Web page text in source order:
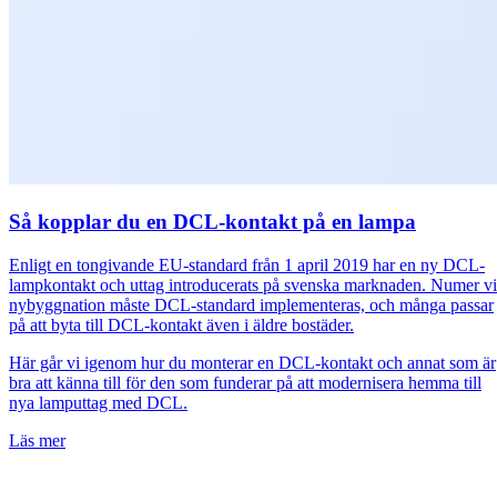
Så kopplar du en DCL-kontakt på en lampa
Enligt en tongivande EU-standard från 1 april 2019 har en ny DCL-
lampkontakt och uttag introducerats på svenska marknaden. Numer
nybyggnation måste DCL-standard implementeras, och många passar
på att byta till DCL-kontakt även i äldre bostäder.
Här går vi igenom hur du monterar en DCL-kontakt och annat som är
bra att känna till för den som funderar på att modernisera hemma till
nya lamputtag med DCL.
Läs mer